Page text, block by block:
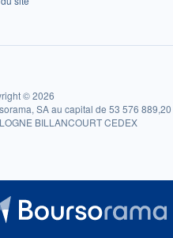
© 2026
SA au capital de 53 576
BILLANCOURT CEDEX